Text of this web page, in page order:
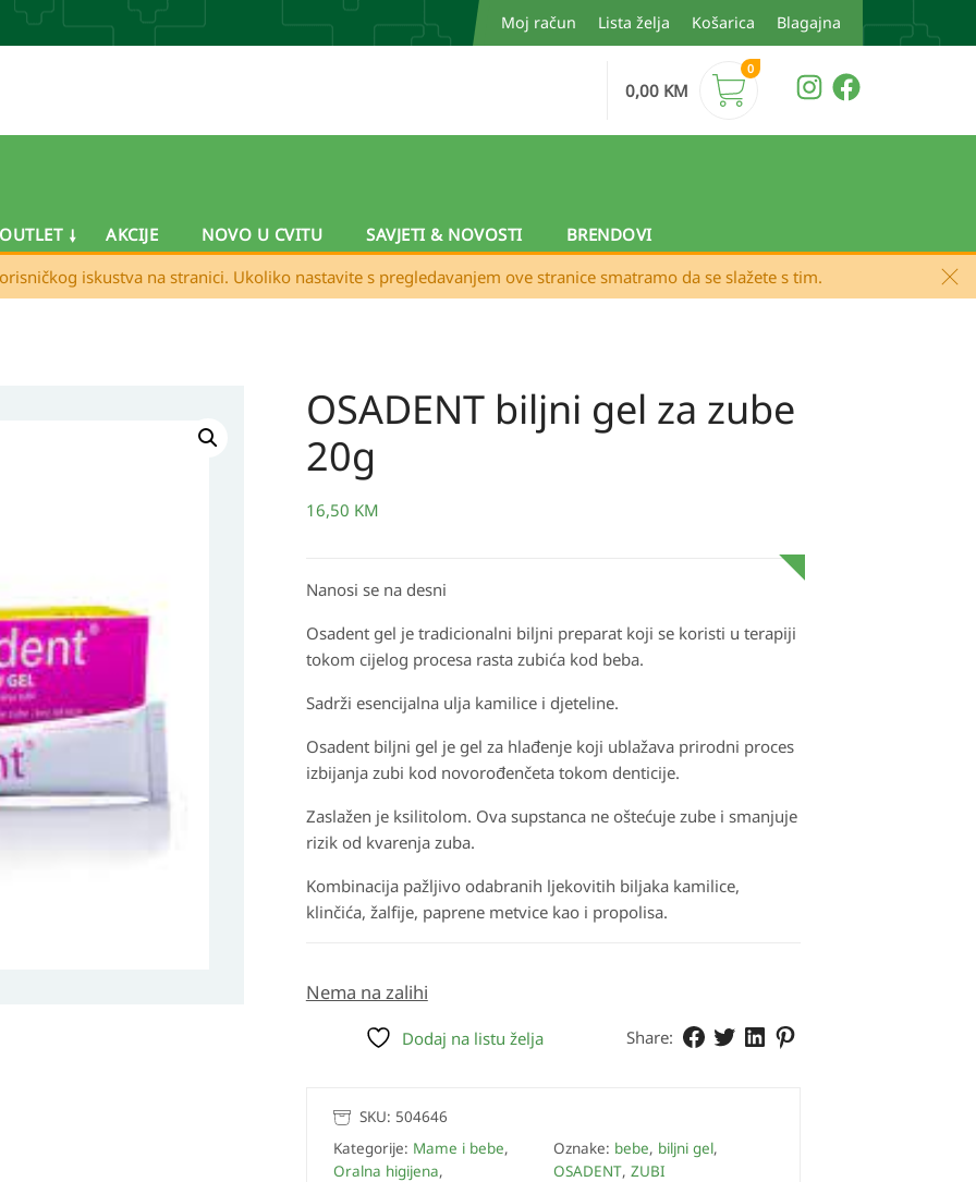
Moj račun Lista želja Košarica Blagajna
0,00 KM
0
OUTLET AKCIJE NOVO U CVITU SAVJETI & NOVOSTI
BRENDOVI
iskustva na stranici. Ukoliko nastavite s pregledavanjem ove stranice smatramo da se slažete s tim.
OSADENT biljni gel za zube
20g
16,50 KM
Nanosi se na desni
Osadent gel je tradicionalni biljni preparat koji se koristi u terapiji
tokom cijelog procesa rasta zubića kod beba.
Sadrži esencijalna ulja kamilice i djeteline.
Osadent biljni gel je gel za hlađenje koji ublažava prirodni proces
izbijanja zubi kod novorođenčeta tokom denticije.
Zaslažen je ksilitolom. Ova supstanca ne oštećuje zube i smanjuje
rizik od kvarenja zuba.
Kombinacija pažljivo odabranih ljekovitih biljaka kamilice,
klinčića, žalfije, paprene metvice kao i propolisa.
Nema na zalihi
Share:
Dodaj na listu želja
SKU: 504646
Kategorije: Mame i bebe,
Oralna higijena,
Oznake: bebe, biljni gel,
OSADENT, ZUBI